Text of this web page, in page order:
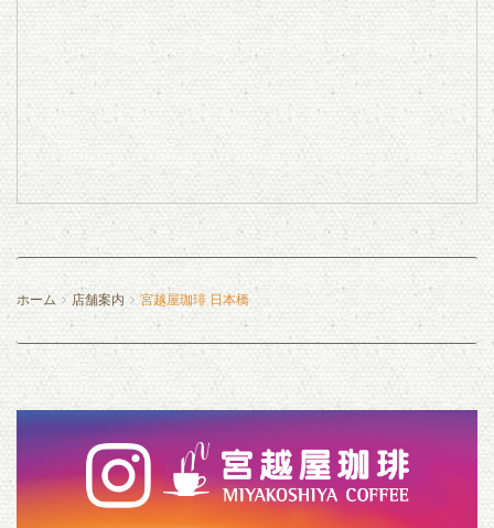
ホーム 店舗案内 宮越屋珈琲 日本橋